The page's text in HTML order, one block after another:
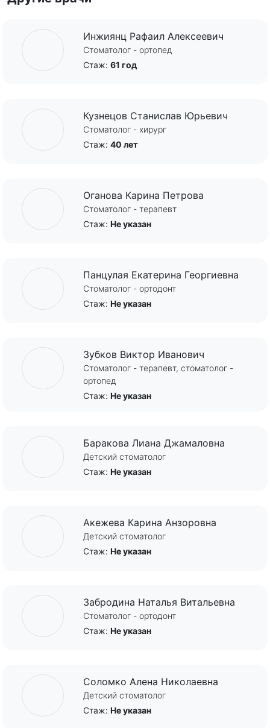
Инжиянц Рафаил Алексеевич
Стоматолог - ортопед
Стаж: 61 год
Кузнецов Станислав Юрьевич
Стоматолог - хирург
Стаж: 40 лет
Оганова Карина Петрова
Стоматолог - терапевт
Стаж: Не указан
Панцулая Екатерина Георгиевна
Стоматолог - ортодонт
Стаж: Не указан
Зубков Виктор Иванович
Стоматолог - терапевт, стоматолог -
ортопед
Стаж: Не указан
Баракова Лиана Джамаловна
Детский стоматолог
Стаж: Не указан
Акежева Карина Анзоровна
Детский стоматолог
Стаж: Не указан
Забродина Наталья Витальевна
Стоматолог - ортодонт
Стаж: Не указан
Соломко Алена Николаевна
Детский стоматолог
Стаж: Не указан